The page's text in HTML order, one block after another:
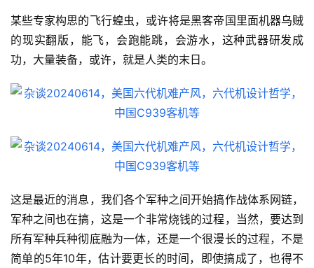
某些专家构思的飞行蝗虫，或许将是黑客帝国里面机器乌贼
的现实翻版，能飞，会跑能跳，会游水，这种武器研发成
功，大量装备，或许，就是人类的末日。
这是最近的消息，我们各个军种之间开始搞作战体系网链，
军种之间也在搞，这是一个非常烧钱的过程，当然，要达到
所有军种兵种彻底融为一体，还是一个很漫长的过程，不是
简单的5年10年，估计要更长的时间，即使搞成了，也得不